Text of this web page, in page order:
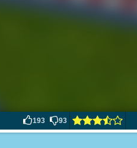
193 93